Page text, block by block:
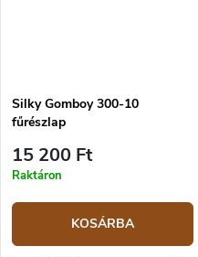
Silky Gomboy 300-10
fűrészlap
15 200 Ft
Raktáron
KOSÁRBA